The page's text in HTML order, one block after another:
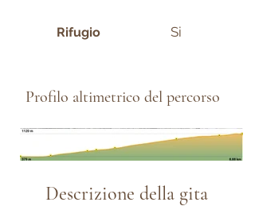
Rifugio Si
Profilo altimetrico del percorso
Descrizione della gita